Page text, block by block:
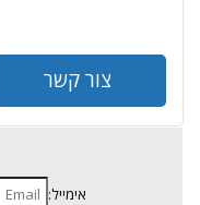
צור קשר
אימייל: